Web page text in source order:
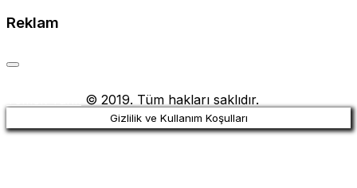
Reklam
© 2019. Tüm hakları saklıdır.
Gizlilik ve Kullanım Koşulları